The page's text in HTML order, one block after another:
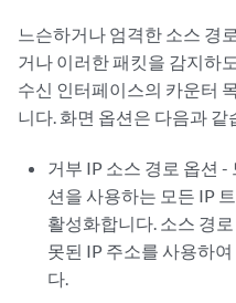
느슨하거나 엄격한 소스 경
거나 이러한 패킷을 감지하
수신 인터페이스의 카운터
니다. 화면 옵션은 다음과 같
거부 IP 소스 경로 옵션
션을 사용하는 모든 IP
활성화합니다. 소스 경
못된 IP 주소를 사용하
다.